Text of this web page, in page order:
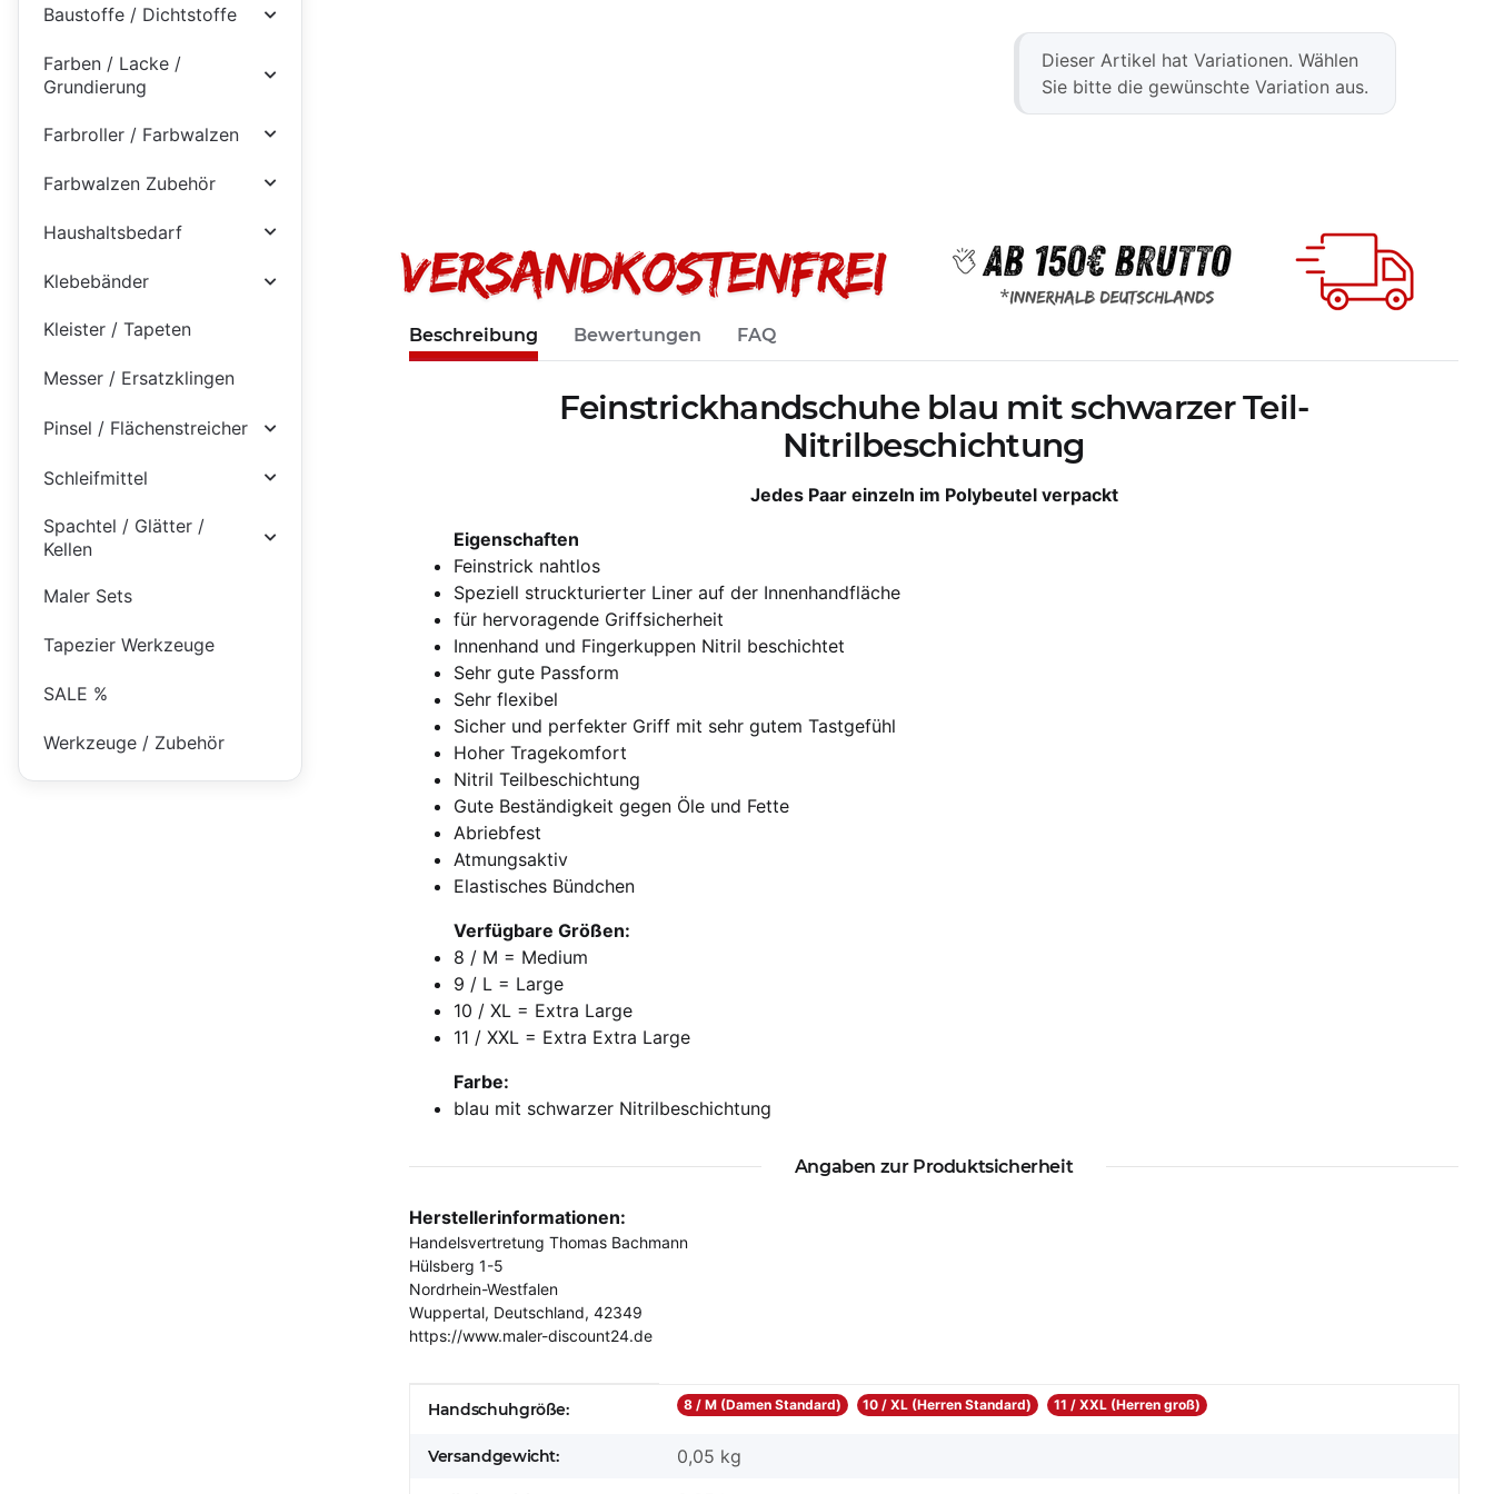
x
Dieser Artikel hat Variationen. Wählen
Sie bitte die gewünschte Variation aus.
Beschreibung Bewertungen FAQ
Feinstrickhandschuhe blau mit schwarzer Teil-
Nitrilbeschichtung
Jedes Paar einzeln im Polybeutel verpackt
Eigenschaften
Feinstrick nahtlos
Speziell struckturierter Liner auf der Innenhandfläche
für hervoragende Griffsicherheit
Innenhand und Fingerkuppen Nitril beschichtet
Sehr gute Passform
Sehr flexibel
Sicher und perfekter Griff mit sehr gutem Tastgefühl
Hoher Tragekomfort
Nitril Teilbeschichtung
Gute Beständigkeit gegen Öle und Fette
Abriebfest
Atmungsaktiv
Elastisches Bündchen
Verfügbare Größen:
8 / M = Medium
9 / L = Large
10 / XL = Extra Large
11 / XXL = Extra Extra Large
Farbe:
blau mit schwarzer Nitrilbeschichtung
Angaben zur Produktsicherheit
Herstellerinformationen:
Handelsvertretung Thomas Bachmann
Hülsberg 1-5
Nordrhein-Westfalen
Wuppertal, Deutschland, 42349
https://www.maler-discount24.de
Produkteigenschaft
Wert
Handschuhgröße: 8 / M (Damen Standard) 10 / XL (Herren Standard) 11 / XXL (Herren groß)
Versandgewicht: 0,05 kg
Baustoffe / Dichtstoffe
Farben / Lacke /
Grundierung
Farbroller / Farbwalzen
Farbwalzen Zubehör
Haushaltsbedarf
Klebebänder
Kleister / Tapeten
Messer / Ersatzklingen
Pinsel / Flächenstreicher
Schleifmittel
Spachtel / Glätter /
Kellen
Maler Sets
Tapezier Werkzeuge
SALE %
Werkzeuge / Zubehör